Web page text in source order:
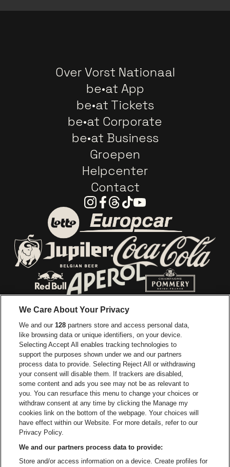
Over Vorst Nationaal
be•at App
be•at Tickets
be•at Corporate
be•at Business
Groepen
Helpcenter
Contact
Instagram
Facebook
Threads
TiktokYoutube
Ga naar de website van Lotto
Ga naar de website van
Ga naar de website van JupilerGa naar de
Ga naar de website van Red BullGa naar de
Ga naar de website van Het logo van
Ga naar de
Ga naar de website van Croky
Ga naar de website van
Ga naar de website van Le Soir
Ga naar de
Ga naar de website van
Vorst Nationaal is een deel van be•at
Vorst Nationaal
Be-At Venues
Schijnpoortweg 119, 2170 Antwerpen
We Care About Your Privacy
We and our128 partners store and access personal data,
like browsing data or unique identifiers, on your device.
Selecting Accept All enables tracking technologies to
support the purposes shown under we and our partners
process data to provide. Selecting Reject All or withdrawing
your consent will disable them. If trackers are disabled,
some content and ads you see may not be as relevant to
you. You can resurface this menu to change your choices or
withdraw consent at any time by clicking the Manage my
cookies link on the bottom of the webpage. Your choices will
have effect within our Website. For more details, refer to our
Privacy Policy.
We and our partners process data to provide:
Store and/or access information on a device. Create profiles for